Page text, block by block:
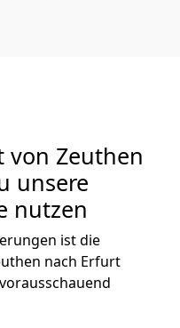
von Zeuthen
unsere
nutzen
ist die
nach Erfurt